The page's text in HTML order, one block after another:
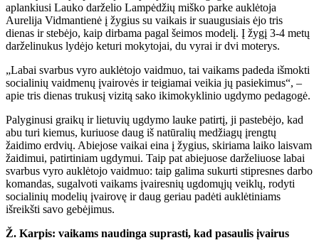
aplankiusi Lauko darželio Lampėdžių miško parke auklėtoja
Aurelija Vidmantienė į žygius su vaikais ir suaugusiais ėjo tris
dienas ir stebėjo, kaip dirbama pagal šeimos modelį. Į žygį 3-4 metų
darželinukus lydėjo keturi mokytojai, du vyrai ir dvi moterys.
„Labai svarbus vyro auklėtojo vaidmuo, tai vaikams padeda išmokti
socialinių vaidmenų įvairovės ir teigiamai veikia jų pasiekimus“, –
apie tris dienas trukusį vizitą sako ikimokyklinio ugdymo pedagogė.
Palyginusi graikų ir lietuvių ugdymo lauke patirtį, ji pastebėjo, kad
abu turi kiemus, kuriuose daug iš natūralių medžiagų įrengtų
žaidimo erdvių. Abiejose vaikai eina į žygius, skiriama laiko laisvam
žaidimui, patirtiniam ugdymui. Taip pat abiejuose darželiuose labai
svarbus vyro auklėtojo vaidmuo: taip galima sukurti stipresnes darbo
komandas, sugalvoti vaikams įvairesnių ugdomųjų veiklų, rodyti
socialinių modelių įvairovę ir daug geriau padėti auklėtiniams
išreikšti savo gebėjimus.
Ž. Karpis: vaikams naudinga suprasti, kad pasaulis įvairus